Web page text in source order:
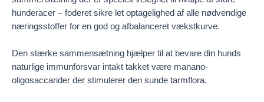
hunderacer – foderet sikre let optagelighed af alle nødvendige
næringsstoffer for en god og afbalanceret vækstkurve.
Den stærke sammensætning hjælper til at bevare din hunds
naturlige immunforsvar intakt takket være manano-
oligosaccarider der stimulerer den sunde tarmflora.